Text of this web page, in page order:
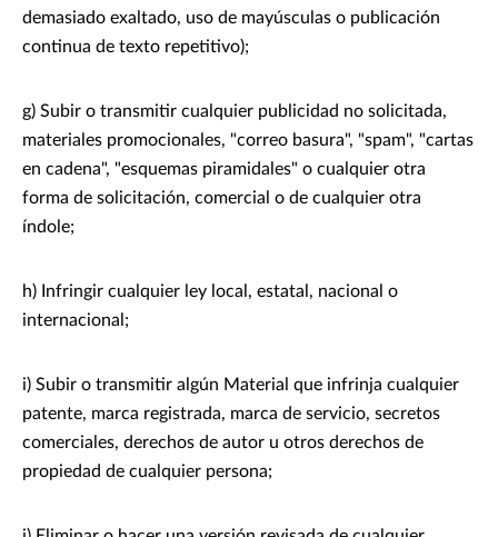
demasiado exaltado, uso de mayúsculas o publicación
continua de texto repetitivo);
g) Subir o transmitir cualquier publicidad no solicitada,
materiales promocionales, "correo basura", "spam", "cartas
en cadena", "esquemas piramidales" o cualquier otra
forma de solicitación, comercial o de cualquier otra
índole;
h) Infringir cualquier ley local, estatal, nacional o
internacional;
i) Subir o transmitir algún Material que infrinja cualquier
patente, marca registrada, marca de servicio, secretos
comerciales, derechos de autor u otros derechos de
propiedad de cualquier persona;